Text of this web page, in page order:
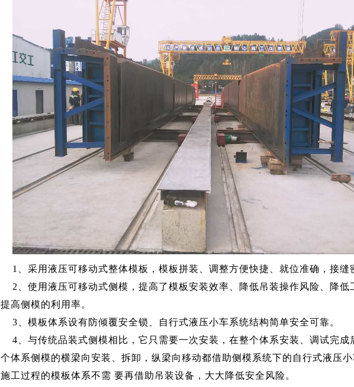
1、采用液压可移动式整体模板，模板拼装、调整方便快捷、就位准确，接缝
2、使用液压可移动式侧模，提高了模板安装效率、降低吊装操作风险、降低
提高侧模的利用率。
3、模板体系设有防倾覆安全锁、自行式液压小车系统结构简单安全可靠。
4、与传统品装式侧模相比，它只需要一次安装，在整个体系安装、调试完成
个体系侧模的横梁向安装、拆卸，纵梁向移动都借助侧模系统下的自行式液压
施工过程的模板体系不需 要再借助吊装设备，大大降低安全风险。